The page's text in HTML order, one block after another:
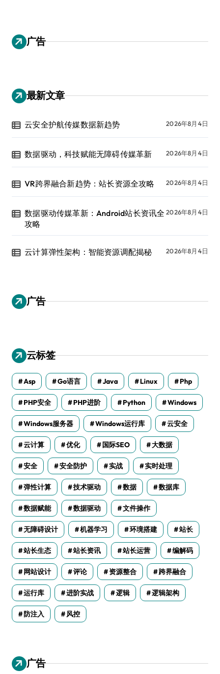
广告
最新文章
云安全护航传媒数据新趋势 2026年8月4日
数据驱动，科技赋能无障碍传媒革新 2026年8月4日
VR跨界融合新趋势：站长资源全攻略 2026年8月4日
数据驱动传媒革新：Android站长资讯全
攻略
2026年8月4日
云计算弹性架构：智能资源调配揭秘 2026年8月4日
广告
云标签
Asp Go语言 Java Linux Php
PHP安全 PHP进阶 Python Windows
Windows服务器 Windows运行库 云安全
云计算 优化 国际SEO 大数据
安全 安全防护 实战 实时处理
弹性计算 技术驱动 数据 数据库
数据赋能 数据驱动 文件操作
无障碍设计 机器学习 环境搭建 站长
站长生态 站长资讯 站长运营 编解码
网站设计 评论 资源整合 跨界融合
运行库 进阶实战 逻辑 逻辑架构
防注入 风控
广告